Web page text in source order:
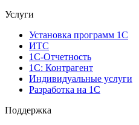
Услуги
Установка программ 1С
ИТС
1С-Отчетность
1С: Контрагент
Индивидуальные услуги
Разработка на 1С
Поддержка